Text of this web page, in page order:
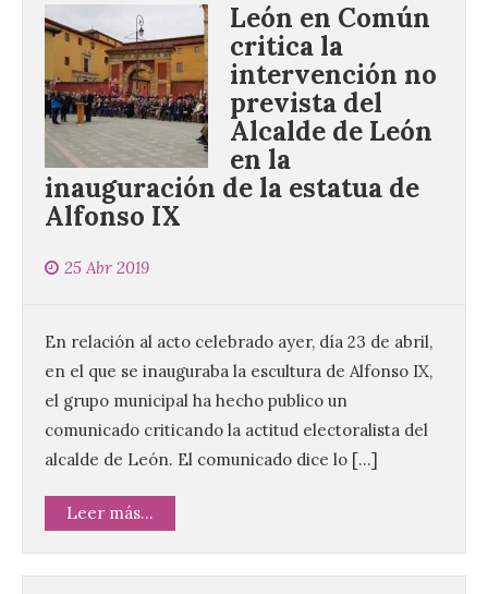
León en Común
critica la
intervención no
prevista del
Alcalde de León
en la
inauguración de la estatua de
Alfonso IX
25 Abr 2019
En relación al acto celebrado ayer, día 23 de abril,
en el que se inauguraba la escultura de Alfonso IX,
el grupo municipal ha hecho publico un
comunicado criticando la actitud electoralista del
alcalde de León. El comunicado dice lo […]
Leer más...